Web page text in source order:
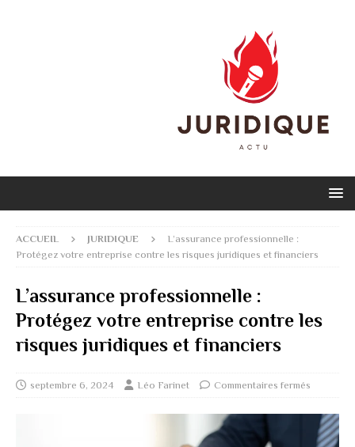
ACCUEIL JURIDIQUE
L’assurance professionnelle :
Protégez votre entreprise contre les risques juridiques et financiers
L’assurance professionnelle :
Protégez votre entreprise contre les
risques juridiques et financiers
septembre 6, 2024 Léo Farinet Commentaires fermés